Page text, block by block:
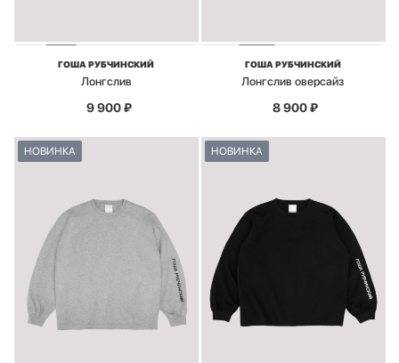
ГОША РУБЧИНСКИЙ
Лонгслив
9 900₽
ГОША РУБЧИНСКИЙ
Лонгслив оверсайз
8 900₽
НОВИНКА НОВИНКА